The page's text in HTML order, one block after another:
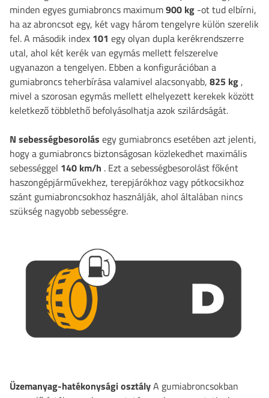
minden egyes gumiabroncs maximum900 kg -ot tud elbírni,
ha az abroncsot egy, két vagy három tengelyre külön szerelik
fel. A második index 101 egy olyan dupla kerékrendszerre
utal, ahol két kerék van egymás mellett felszerelve
ugyanazon a tengelyen. Ebben a konfigurációban a
gumiabroncs teherbírása valamivel alacsonyabb, 825 kg,
mivel a szorosan egymás mellett elhelyezett kerekek között
keletkező többlethő befolyásolhatja azok szilárdságát.
N sebességbesorolás egy gumiabroncs esetében azt jelenti,
hogy a gumiabroncs biztonságosan közlekedhet maximális
sebességgel 140 km/h . Ezt a sebességbesorolást főként
haszongépjárművekhez, terepjárókhoz vagy pótkocsikhoz
szánt gumiabroncsokhoz használják, ahol általában nincs
szükség nagyobb sebességre.
Üzemanyag-hatékonysági osztályA gumiabroncsokban